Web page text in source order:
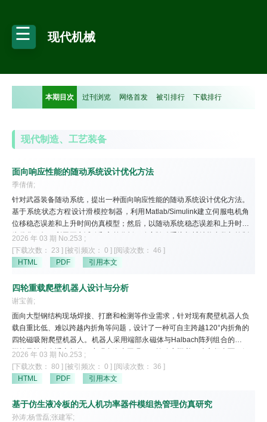
现代机械
本期目次 过刊浏览 网络首发 被引排行 下载排行
现代制造、工艺装备
面向响应性能的随动系统设计优化方法
季倩倩;
针对武器装备随动系统，提出一种面向响应性能的随动系统设计优化方法。
基于系统状态方程设计滑模控制器，利用Matlab/Simulink建立伺服电机角
位移稳态误差和上升时间仿真模型；然后，以随动系统稳态误差和上升时间
为优化目标，利用正交试验和方差分析，确定随动系统机械结构参数与控制
器参数对稳态误差和上升时间的影响程度，选取对两个目标函数影响较大的
结构参数和控制参数作为设计参数，建立随动系统多目标参数优化模型；最
应性能的影响规律。
2026 年 03 期 No.253 ;
[下载次数： 23 ] [被引频次： 0 ] [阅读次数： 46 ]
HTML
PDF 引用本文
四轮重载爬壁机器人设计与分析
谢宝善;
面向大型钢结构现场焊接、打磨和检测等作业需求，针对现有爬壁机器人负
载自重比低、难以跨越内折角等问题，设计了一种可自主跨越120°内折角的
四轮磁吸附爬壁机器人。机器人采用端部永磁体与Halbach阵列组合的磁吸
附轮及被动自适应机构，实现多姿态工况下四轮稳定附着。建立竖直面、倾
斜面及壁面过渡过程的受力模型，推导防下滑、防倾覆等安全工作条件，并
利用ANSYS对关键受力部件进行有限元分析，结合ANSYS Maxwell对磁场
验。结果表明，机器人自重约130 kg,可在竖直钢壁面稳定携载260 kg并顺
利跨越120°内折角，满足大型钢结构重载爬壁作业的应用需求。
2026 年 03 期 No.253 ;
[下载次数： 80 ] [被引频次： 0 ] [阅读次数： 36 ]
HTML
PDF 引用本文
基于仿生液冷板的无人机功率器件模组热管理仿真研究
孙涛;杨雪磊;张建军;